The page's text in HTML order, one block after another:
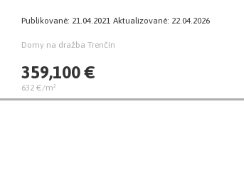
Publikované: 21.04.2021 Aktualizované: 22.04.2026
Domy na dražba Trenčín
359,100 €
632 €/m²